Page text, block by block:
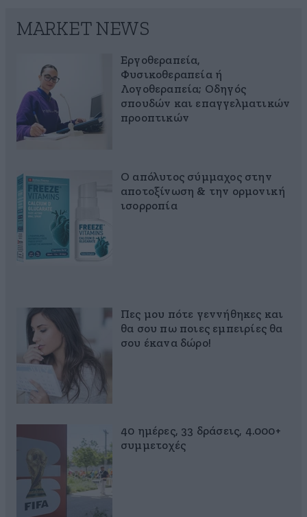
MARKET NEWS
Εργοθεραπεία,
Φυσικοθεραπεία ή
Λογοθεραπεία; Οδηγός
σπουδών και επαγγελματικών
προοπτικών
Ο απόλυτος σύμμαχος στην
αποτοξίνωση & την ορμονική
ισορροπία
Πες μου πότε γεννήθηκες και
θα σου πω ποιες εμπειρίες θα
σου έκανα δώρο!
40 ημέρες, 33 δράσεις, 4.000+
συμμετοχές